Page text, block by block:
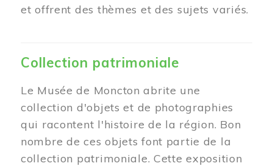
et offrent des thèmes et des sujets variés.
Collection patrimoniale
Le Musée de Moncton abrite une
collection d'objets et de photographies
qui racontent l'histoire de la région. Bon
nombre de ces objets font partie de la
collection patrimoniale. Cette exposition